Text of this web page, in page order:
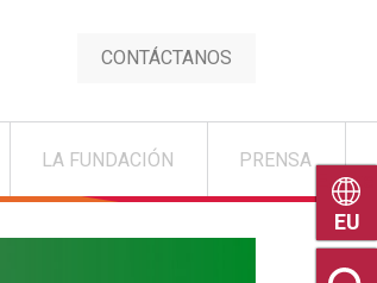
CONTÁCTANOS
LA FUNDACIÓN PRENSA